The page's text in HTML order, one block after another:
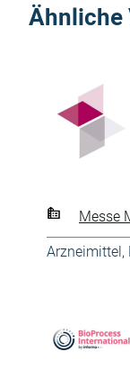
Ähnliche
Messe
Arzneimittel,